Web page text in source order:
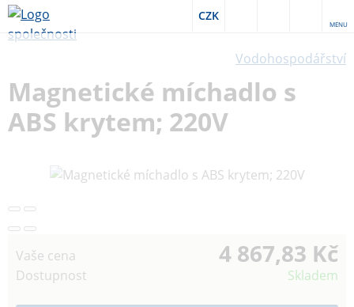
CZK
MENU
Vodohospodářství
Magnetické míchadlo s
ABS krytem; 220V
Vaše cena 4 867,83 Kč
Dostupnost Skladem